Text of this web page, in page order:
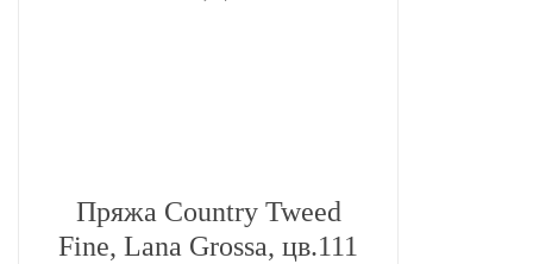
Пряжа Country Tweed
Fine, Lana Grossa, цв.111